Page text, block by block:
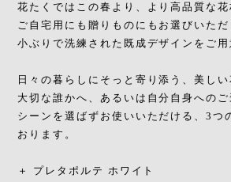
花たくではこの春より、より高品質な花
ご自宅用にも贈りものにもお選びいただ
小ぶりで洗練された既成デザインをご用
日々の暮らしにそっと寄り添う、美しい
大切な誰かへ、あるいは自分自身へのご
シーンを選ばずお使いいただける、3つ
おります。
＋ プレタポルテ ホワイト